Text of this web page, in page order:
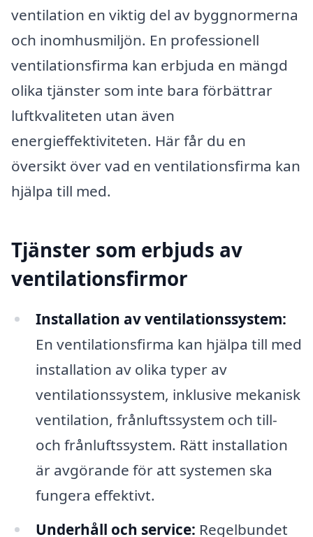
ventilation en viktig del av byggnormerna
och inomhusmiljön. En professionell
ventilationsfirma kan erbjuda en mängd
olika tjänster som inte bara förbättrar
luftkvaliteten utan även
energieffektiviteten. Här får du en
översikt över vad en ventilationsfirma kan
hjälpa till med.
Tjänster som erbjuds av
ventilationsfirmor
Installation av ventilationssystem:
En ventilationsfirma kan hjälpa till med
installation av olika typer av
ventilationssystem, inklusive mekanisk
ventilation, frånluftssystem och till-
och frånluftssystem. Rätt installation
är avgörande för att systemen ska
fungera effektivt.
Underhåll och service: Regelbundet